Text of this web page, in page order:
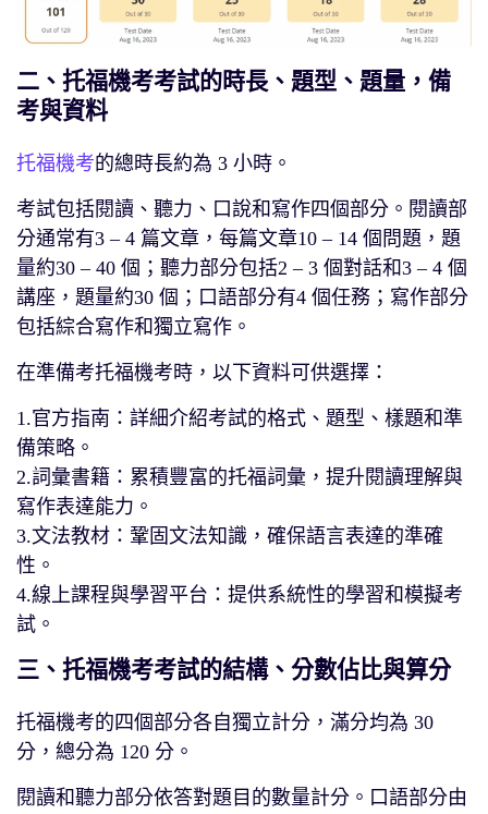
二、托福機考考試的時長、題型、題量，備
考與資料
托福機考的總時長約為 3 小時。
考試包括閱讀、聽力、口說和寫作四個部分。閱讀部
分通常有3 – 4 篇文章，每篇文章10 – 14 個問題，題
量約30 – 40 個；聽力部分包括2 – 3 個對話和3 – 4 個
講座，題量約30 個；口語部分有4 個任務；寫作部分
包括綜合寫作和獨立寫作。
在準備考托福機考時，以下資料可供選擇：
1.官方指南：詳細介​​紹考試的格式、題型、樣題和準
備策略。
2.詞彙書籍：累積豐富的托福詞彙，提升閱讀理解與
寫作表達能力。
3.文法教材：鞏固文法知識，確保語言表達的準確
性。
4.線上課程與學習平台：提供系統性的學習和模擬考
試。
三、托福機考考試的結構、分數佔比與算分
托福機考的四個部分各自獨立計分，滿分均為 30
分，總分為 120 分。
閱讀和聽力部分依答對題目的數量計分。口語部分由